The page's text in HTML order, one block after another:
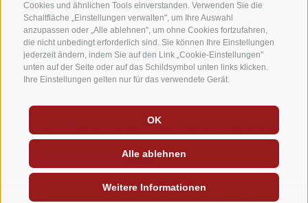
Cookies und ähnlichen Tools einverstanden. Verwenden Sie die
Schaltfläche „Einstellungen verwalten", um Ihre Auswahl
anzupassen oder „Alle ablehnen", um ohne Cookies fortzufahren,
die nicht unbedingt erforderlich sind. Sie können Ihre Einstellungen
jederzeit ändern, indem Sie auf den Link „Cookie-Einstellungen"
unten auf der Seite oder auf das Schildsymbol unten links klicken.
Ihre Einstellungen gelten nur für das verwendete Gerät.
OK
Alle ablehnen
Weitere Informationen
IT01714090212 Cookie-Richtlinie
|